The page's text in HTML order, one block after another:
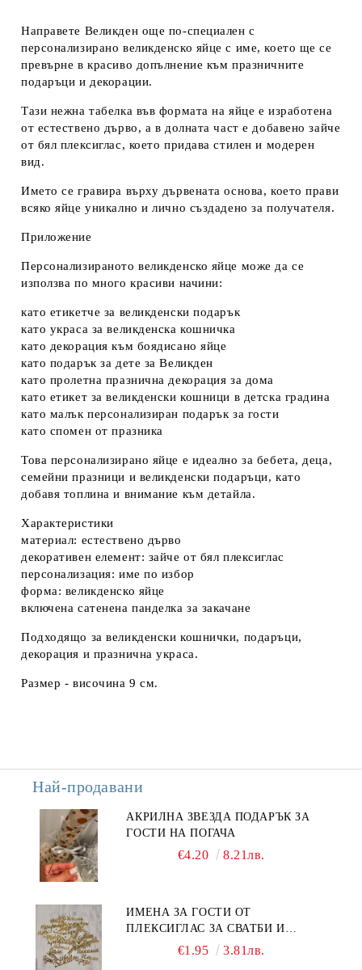
Направете Великден още по-специален с
персонализирано великденско яйце с име, което ще се
превърне в красиво допълнение към празничните
подаръци и декорации.
Тази нежна табелка във формата на яйце е изработена
от естествено дърво, а в долната част е добавенозайче
от бял плексиглас, което придава стилен и модерен
вид.
Името се гравира върху дървената основа, което прави
всяко яйцеуникално и лично създадено за получателя.
Приложение
Персонализираното великденско яйце може да се
използва по много красиви начини:
като етикетче за великденски подарък
като украса за великденска кошничка
като декорация към боядисано яйце
като подарък за дете за Великден
като пролетна празнична декорация за дома
като етикет за великденски кошници в детска градина
като малък персонализиран подарък за гости
като спомен от празника
Това персонализирано яйце е идеално за бебета, деца,
семейни празници и великденски подаръци, като
добавя топлина и внимание към детайла.
Характеристики
материал: естествено дърво
декоративен елемент: зайче от бял плексиглас
персонализация: име по избор
форма: великденско яйце
включенасатенена панделка за закачане
Подходящо завеликденски кошнички, подаръци,
декорация и празнична украса.
Размер - височина 9 см.
Най-продавани
АКРИЛНА ЗВЕЗДА ПОДАРЪК ЗА
ГОСТИ НА ПОГАЧА
€4.20 8.21лв.
ИМЕНА ЗА ГОСТИ ОТ
ПЛЕКСИГЛАС ЗА СВАТБИ И
СЪБИТИЯ€1.95 3.81лв.